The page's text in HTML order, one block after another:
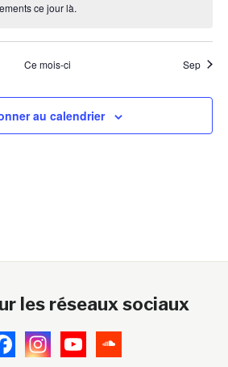
ce jour là.
Ce mois-ci Sep
au calendrier
les réseaux sociaux